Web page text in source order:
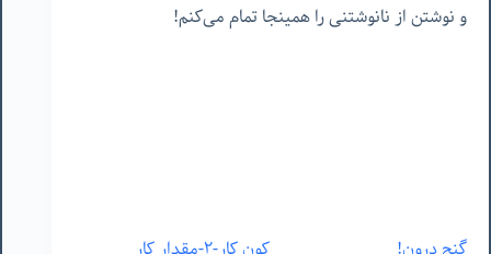
و نوشتن از نانوشتنی را همینجا تمام می‌کنم!